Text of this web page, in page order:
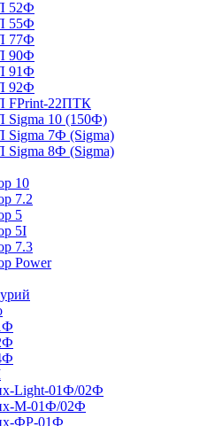
52Ф
55Ф
77Ф
90Ф
91Ф
92Ф
FPrint-22ПТК
Sigma 10 (150Ф)
7Ф (Sigma)
8Ф (Sigma)
10
7.2
5
5I
7.3
Power
Light-01Ф/02Ф
М-01Ф/02Ф
ФР-01Ф